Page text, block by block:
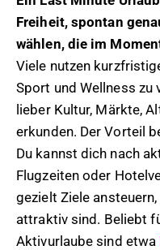
Freiheit, spontan
wählen, die im
Viele nutzen
Sport und Wellness zu
lieber Kultur, Märkte,
erkunden. Der Vorteil
Du kannst dich nach
Flugzeiten oder
gezielt Ziele
attraktiv sind. Beliebt
Aktivurlaube sind etwa